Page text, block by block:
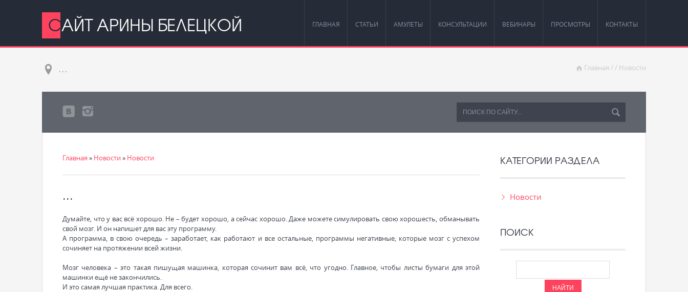
САЙТ АРИНЫ БЕЛЕЦКОЙ ГЛАВНАЯ СТАТЬИ АМУЛЕТЫ КОНСУЛЬТАЦИИ ВЕБИНАРЫ ПРОСМОТРЫ КОНТАКТЫ
... Главная / / Новости
Главная » Новости» Новости
...
Думайте, что у вас всё хорошо. Не – будет хорошо, а сейчас хорошо. Даже можете симулировать свою хорошесть, обманывать
свой мозг. И он напишет для вас эту программу.
А программа, в свою очередь – заработает, как работают и все остальные, программы негативные, которые мозг с успехом
сочиняет на протяжении всей жизни.
Мозг человека – это такая пишущая машинка, которая сочинит вам всё, что угодно. Главное, чтобы листы бумаги для этой
машинки ещё не закончились.
И это самая лучшая практика. Для всего.
КАТЕГОРИИ РАЗДЕЛА
Новости
ПОИСК